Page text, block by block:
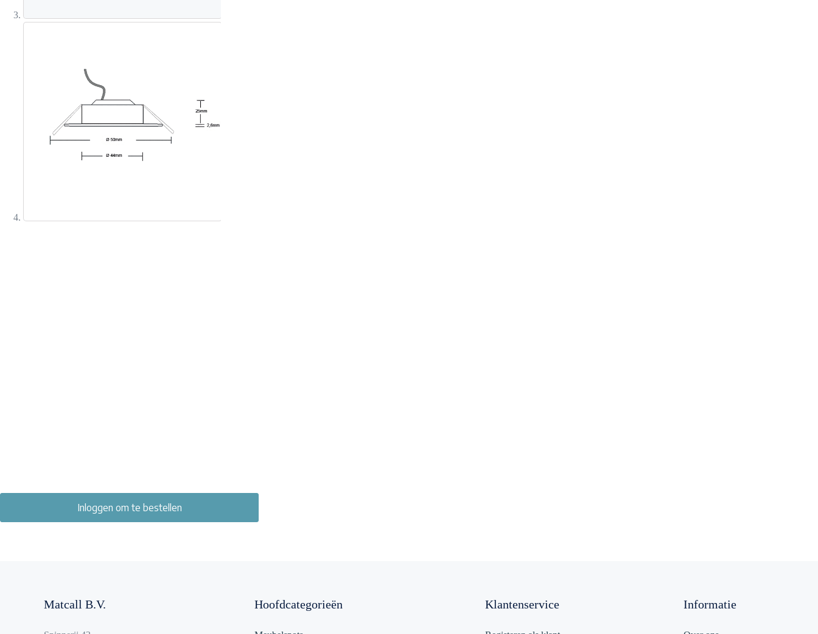
Inloggen om te bestellen
Matcall B.V. Hoofdcategorieën Klantenservice Informatie